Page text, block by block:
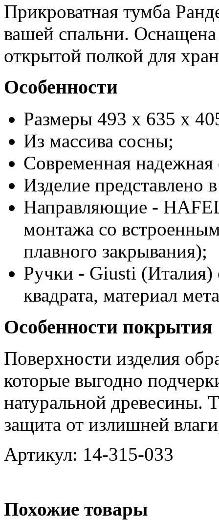
Прикроватная тумба
вашей спальни.
открытой полкой для
Особенности
Размеры 493 x 635 x
Из массива сосны;
Современная
Изделие представлено
Направляющие -
монтажа со
плавного закрывания);
Ручки - Giusti (Италия)
квадрата, материал
Особенности покрытия
Поверхности изделия
которые выгодно
натуральной древесины.
защита от излишней
Артикул: 14-315-033
Похожие товары